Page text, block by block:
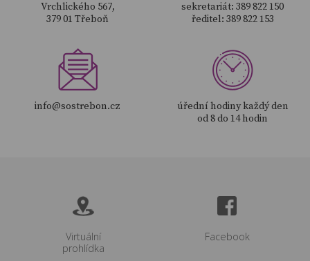
Vrchlického 567,
379 01 Třeboň
sekretariát: 389 822 150
ředitel: 389 822 153
info@sostrebon.cz
úřední hodiny každý den
od 8 do 14 hodin
Virtuální
prohlídka
Facebook